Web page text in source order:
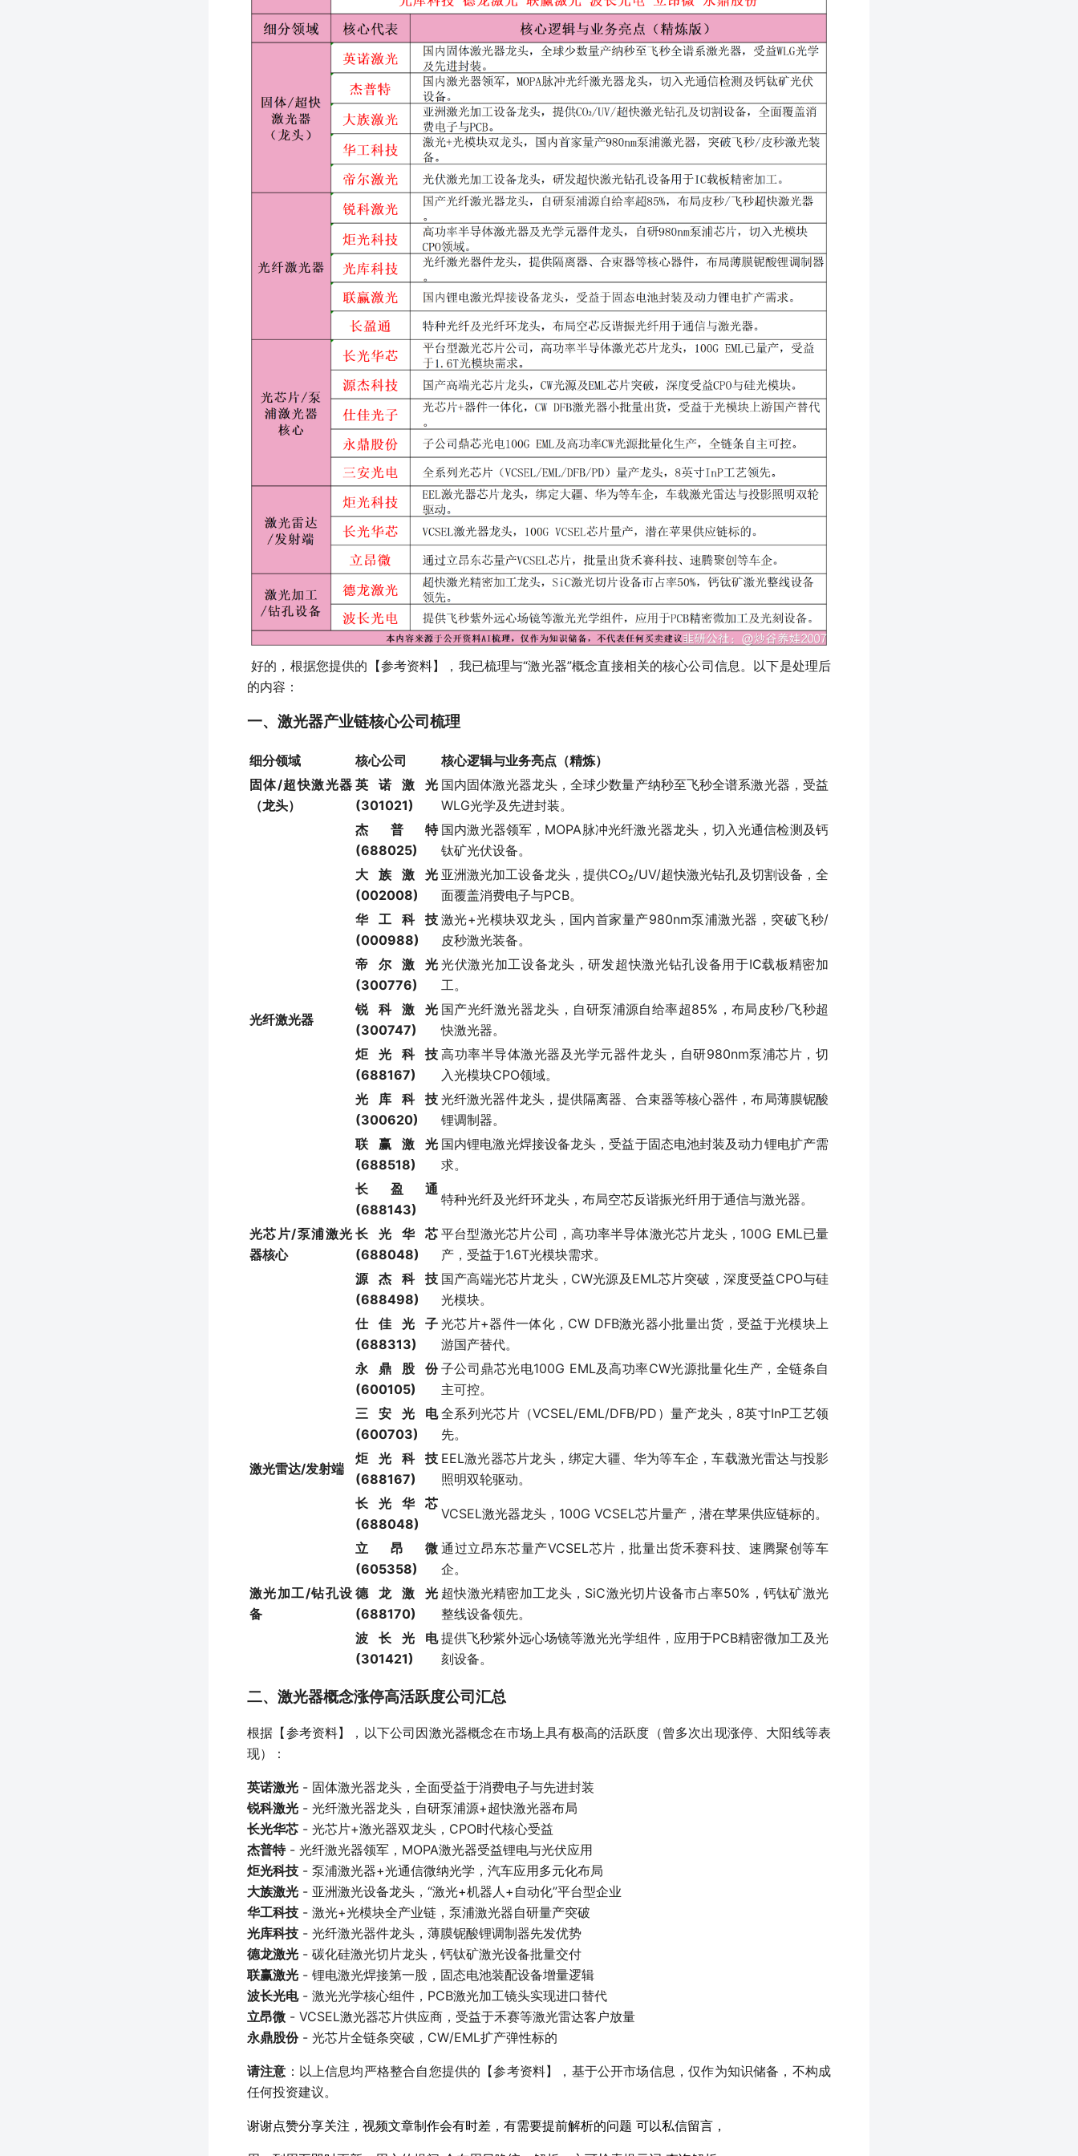
好的，根据您提供的【参考资料】，我已梳理与“激光器”概念直接相关的核心公司信息。以下是处理后
的内容：
一、激光器产业链核心公司梳理
细分领域 核心公司
核心逻辑与业务亮点（精炼）
固体/超快激光器
（龙头）
英诺激光
(301021)
国内固体激光器龙头，全球少数量产纳秒至飞秒全谱系激光器，受益
WLG光学及先进封装。
杰普特
(688025)
国内激光器领军，MOPA脉冲光纤激光器龙头，切入光通信检测及钙
钛矿光伏设备。
大族激光
(002008)
亚洲激光加工设备龙头，提供CO₂/UV/超快激光钻孔及切割设备，全
面覆盖消费电子与PCB。
华工科技
(000988)
激光+光模块双龙头，国内首家量产980nm泵浦激光器，突破飞秒/
皮秒激光装备。
帝尔激光
(300776)
光伏激光加工设备龙头，研发超快激光钻孔设备用于IC载板精密加
工。
光纤激光器
锐科激光
(300747)
国产光纤激光器龙头，自研泵浦源自给率超85%，布局皮秒/飞秒超
快激光器。
炬光科技
(688167)
高功率半导体激光器及光学元器件龙头，自研980nm泵浦芯片，切
入光模块CPO领域。
光库科技
(300620)
光纤激光器件龙头，提供隔离器、合束器等核心器件，布局薄膜铌酸
锂调制器。
联赢激光
(688518)
国内锂电激光焊接设备龙头，受益于固态电池封装及动力锂电扩产需
求。
长盈通
(688143)
特种光纤及光纤环龙头，布局空芯反谐振光纤用于通信与激光器。
光芯片/泵浦激光
器核心
长光华芯
(688048)
平台型激光芯片公司，高功率半导体激光芯片龙头，100G EML已量
产，受益于1.6T光模块需求。
源杰科技
(688498)
国产高端光芯片龙头，CW光源及EML芯片突破，深度受益CPO与硅
光模块。
仕佳光子
(688313)
光芯片+器件一体化，CW DFB激光器小批量出货，受益于光模块上
游国产替代。
永鼎股份
(600105)
子公司鼎芯光电100G EML及高功率CW光源批量化生产，全链条自
主可控。
三安光电
(600703)
全系列光芯片（VCSEL/EML/DFB/PD）量产龙头，8英寸InP工艺领
先。
激光雷达/发射端
炬光科技
(688167)
EEL激光器芯片龙头，绑定大疆、华为等车企，车载激光雷达与投影
照明双轮驱动。
长光华芯
(688048)
VCSEL激光器龙头，100G VCSEL芯片量产，潜在苹果供应链标的。
立昂微
(605358)
通过立昂东芯量产VCSEL芯片，批量出货禾赛科技、速腾聚创等车
企。
激光加工/钻孔设
备
德龙激光
(688170)
超快激光精密加工龙头，SiC激光切片设备市占率50%，钙钛矿激光
整线设备领先。
波长光电
(301421)
提供飞秒紫外远心场镜等激光光学组件，应用于PCB精密微加工及光
刻设备。
二、激光器概念涨停高活跃度公司汇总
根据【参考资料】，以下公司因激光器概念在市场上具有极高的活跃度（曾多次出现涨停、大阳线等表
现）：
英诺激光 - 固体激光器龙头，全面受益于消费电子与先进封装
锐科激光 - 光纤激光器龙头，自研泵浦源+超快激光器布局
长光华芯 - 光芯片+激光器双龙头，CPO时代核心受益
杰普特- 光纤激光器领军，MOPA激光器受益锂电与光伏应用
炬光科技 - 泵浦激光器+光通信微纳光学，汽车应用多元化布局
大族激光 - 亚洲激光设备龙头，“激光+机器人+自动化”平台型企业
华工科技 - 激光+光模块全产业链，泵浦激光器自研量产突破
光库科技 - 光纤激光器件龙头，薄膜铌酸锂调制器先发优势
德龙激光 - 碳化硅激光切片龙头，钙钛矿激光设备批量交付
联赢激光 - 锂电激光焊接第一股，固态电池装配设备增量逻辑
波长光电- 激光光学核心组件，PCB激光加工镜头实现进口替代
立昂微 - VCSEL激光器芯片供应商，受益于禾赛等激光雷达客户放量
永鼎股份- 光芯片全链条突破，CW/EML扩产弹性标的
请注意 ：以上信息均严格整合自您提供的【参考资料】，基于公开市场信息，仅作为知识储备，不构成
任何投资建议。
谢谢点赞分享关注，视频文章制作会有时差，有需要提前解析的问题 可以私信留言，